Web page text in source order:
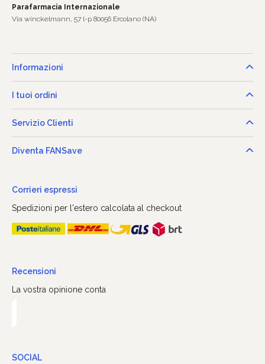
Parafarmacia Internazionale
Via winckelmann, 57 l-p 80056 Ercolano (NA)
Informazioni
I tuoi ordini
Servizio Clienti
Diventa FANSave
Corrieri espressi
Spedizioni per l'estero calcolata al checkout
Recensioni
La vostra opinione conta
SOCIAL